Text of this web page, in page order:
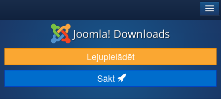
LEJUPIELĀDĒT UN PAPLAŠINĀT
ATKLĀJ UN IEMĀCIES
KOPIENA UN ATBALSTS
Joomla! Downloads
Lejupielādēt
Sākt